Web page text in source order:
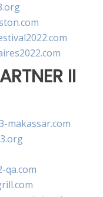
II
makassar.com
qa.com